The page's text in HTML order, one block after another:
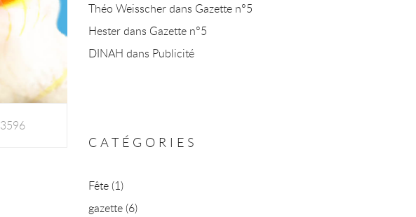
3596
Théo Weisscher dans Gazette n°5
Hester dans Gazette n°5
DINAH dans Publicité
CATÉGORIES
Fête (1)
gazette (6)